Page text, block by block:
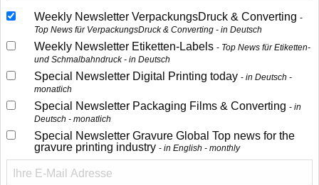
Weekly Newsletter VerpackungsDruck & Converting
Top News für VerpackungsDruck & Converting - in Deutsch
Weekly Newsletter Etiketten-Labels
Top News für Etiketten-
und Schmalbahndruck - in Deutsch
Special Newsletter Digital Printing today
in Deutsch -
monatlich
Special Newsletter Packaging Films & Converting
in
Deutsch - monatlich
Special Newsletter Gravure Global Top news for the
gravure printing industry
in English - monthly